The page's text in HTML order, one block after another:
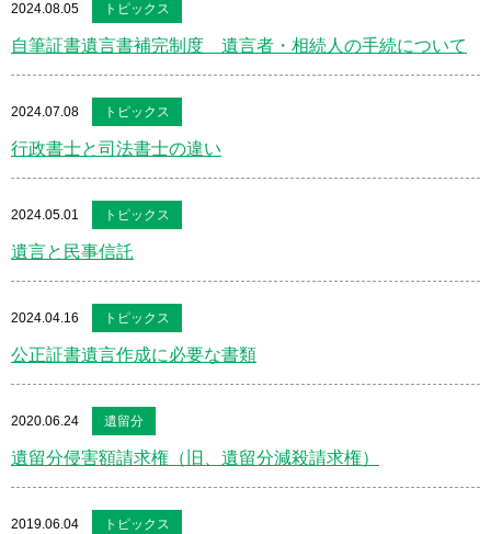
2024.08.05 トピックス
自筆証書遺言書補完制度 遺言者・相続人の手続について
2024.07.08 トピックス
行政書士と司法書士の違い
2024.05.01 トピックス
遺言と民事信託
2024.04.16 トピックス
公正証書遺言作成に必要な書類
2020.06.24 遺留分
遺留分侵害額請求権（旧、遺留分減殺請求権）
2019.06.04 トピックス